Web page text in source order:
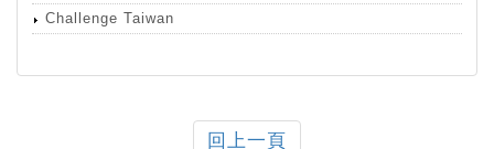
Challenge Taiwan
回上一頁